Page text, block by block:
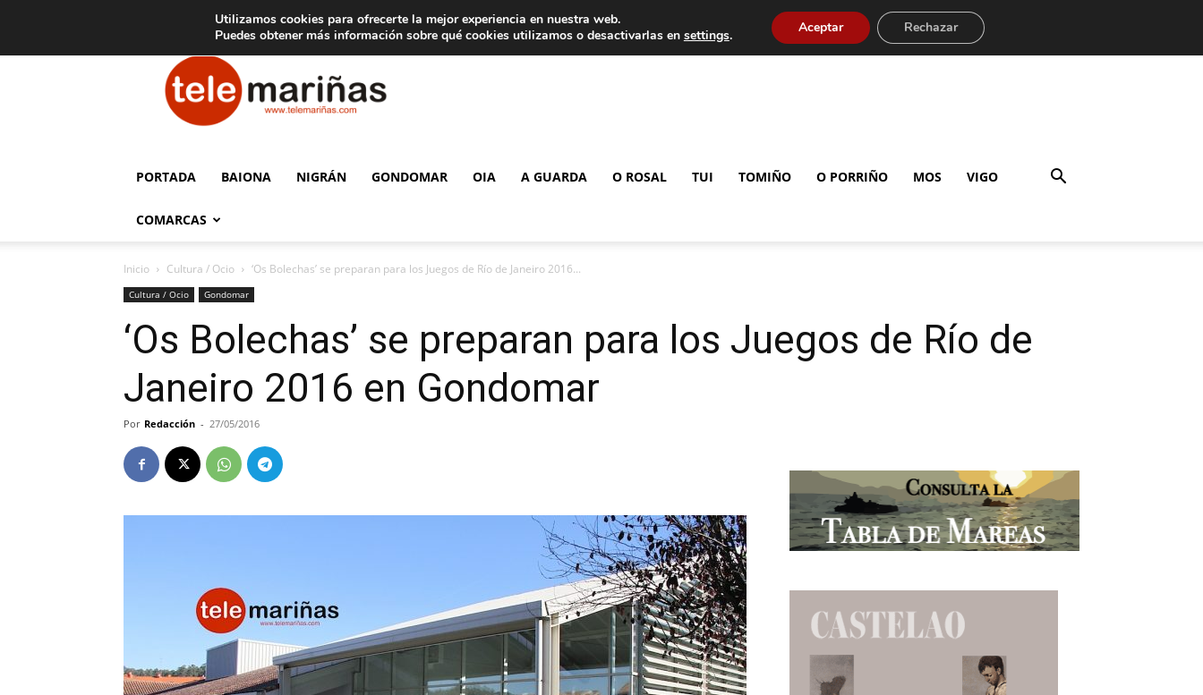
Aviso legal Tarifas de publicidad
Telemariñas
PORTADA BAIONA NIGRÁN GONDOMAR OIA A GUARDA O ROSAL TUI TOMIÑO O PORRIÑO MOS VIGO
COMARCAS
Inicio Cultura / Ocio ‘Os Bolechas’ se preparan para los Juegos de Río de Janeiro 2016...
Cultura / Ocio Gondomar
‘Os Bolechas’ se preparan para los Juegos de Río de
Janeiro 2016 en Gondomar
Por Redacción - 27/05/2016
Utilizamos cookies para ofrecerte la mejor experiencia en nuestra web.
Puedes obtener más información sobre qué cookies utilizamos o desactivarlas en settings. Aceptar Rechazar